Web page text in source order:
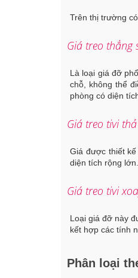
Trên thị trường
Giá treo thẳng
Là loại giá đỡ
chỗ, không thể
phòng có diện
Giá treo tivi
Giá được thiết
diện tích rộng
Giá treo tivi
Loại giá đỡ này
kết hợp các tính
Phân loại